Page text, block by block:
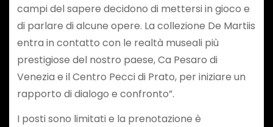
campi del sapere decidono di mettersi in gioco e
di parlare di alcune opere. La collezione De Martiis
entra in contatto con le realtà museali più
prestigiose del nostro paese, Ca Pesaro di
Venezia e il Centro Pecci di Prato, per iniziare un
rapporto di dialogo e confronto”.
I posti sono limitati e la prenotazione è